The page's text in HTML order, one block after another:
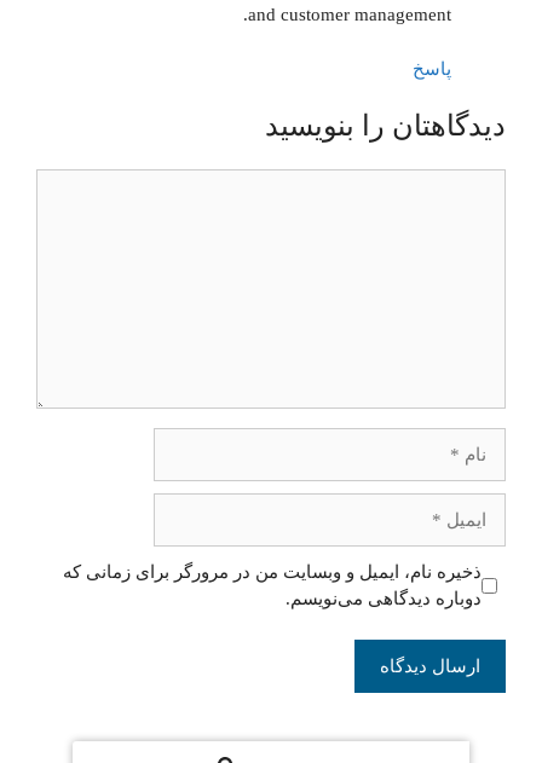
and customer management.
پاسخ
دیدگاهتان را بنویسید
ذخیره نام، ایمیل و وبسایت من در مرورگر برای زمانی که
دوباره دیدگاهی می‌نویسم.